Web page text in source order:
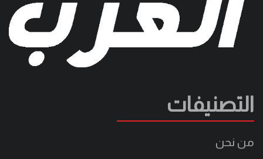
التصنيفات
من نحن